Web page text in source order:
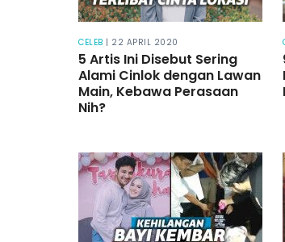
CELEB | 22 APRIL 2020
5 Artis Ini Disebut Sering
Alami Cinlok dengan Lawan
Main, Kebawa Perasaan
Nih?